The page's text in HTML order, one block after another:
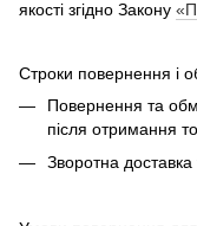
якості згідно Закону
Строки повернення і
Повернення та
після отримання
Зворотна доставка